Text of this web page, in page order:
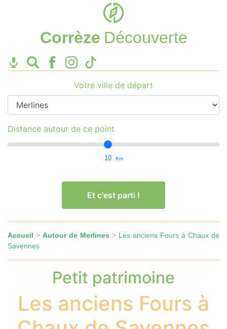
Corrèze Découverte
Votre ville de départ
Distance autour de ce point
10 Km
Et c'est parti !
Accueil > Autour de Merlines > Les anciens Fours à Chaux de
Savennes
Petit patrimoine
Les anciens Fours à